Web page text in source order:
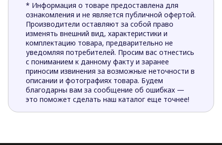
* Информация о товаре предоставлена для
ознакомления и не является публичной офертой.
Производители оставляют за собой право
изменять внешний вид, характеристики и
комплектацию товара, предварительно не
уведомляя потребителей. Просим вас отнестись
с пониманием к данному факту и заранее
приносим извинения за возможные неточности в
описании и фотографиях товара. Будем
благодарны вам за сообщение об ошибках —
это поможет сделать наш каталог еще точнее!